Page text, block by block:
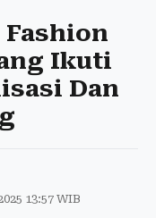
Ikuti
Dan
13:57 WIB